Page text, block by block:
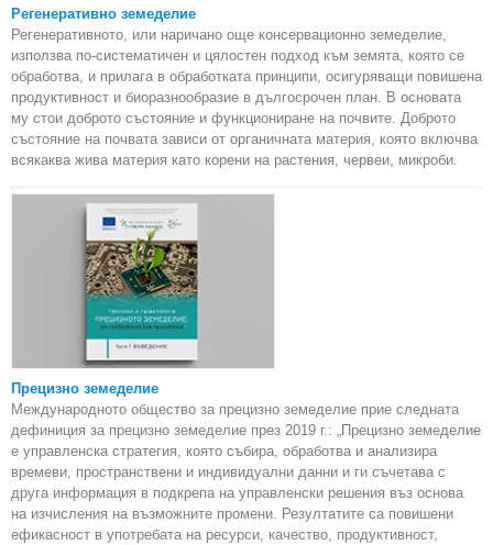
Регенеративно земеделие
Регенеративното, или наричано още консервационно земеделие,
използва по-систематичен и цялостен подход към земята, която се
обработва, и прилага в обработката принципи, осигуряващи повишена
продуктивност и биоразнообразие в дългосрочен план. В основата
му стои доброто състояние и функциониране на почвите. Доброто
състояние на почвата зависи от органичната материя, която включва
всякаква жива материя като корени на растения, червеи, микроби.
Прецизно земеделие
Международното общество за прецизно земеделие прие следната
дефиниция за прецизно земеделие през 2019 г.: „Прецизно земеделие
е управленска стратегия, която събира, обработва и анализира
времеви, пространствени и индивидуални данни и ги съчетава с
друга информация в подкрепа на управленски решения въз основа
на изчисления на възможните промени. Резултатите са повишени
ефикасност в употребата на ресурси, качество, продуктивност,